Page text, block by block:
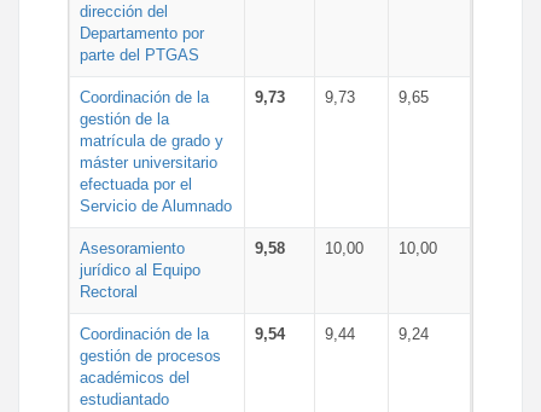
dirección del
Departamento por
parte del PTGAS
Coordinación de la
gestión de la
matrícula de grado y
máster universitario
efectuada por el
Servicio de Alumnado
9,73 9,73 9,65
Asesoramiento
jurídico al Equipo
Rectoral
9,58 10,00 10,00
Coordinación de la
gestión de procesos
académicos del
estudiantado
9,54 9,44 9,24